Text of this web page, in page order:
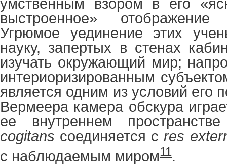
умственным взором в его
выстроенное»
Угрюмое уединение этих
науку, запертых в стенах
изучать окружающий мир;
интериоризированным
является одним из условий его
Вермеера камера обскура
ее внутреннем
cogitans соединяется сres
с наблюдаемым миром11 .